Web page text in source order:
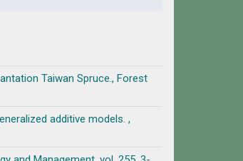
Taiwan Spruce., Forest
additive models. ,